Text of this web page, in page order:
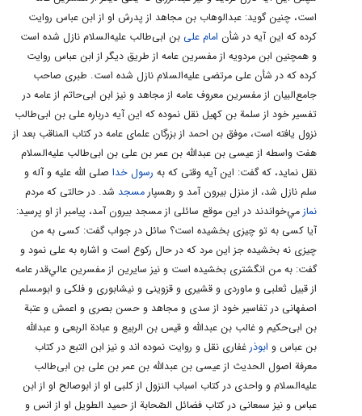
مرحوم فيض كاشانى در كتاب نوادر، حديثى را نقل مى‌كند كه بر اساس
آن ساير امامان معصوم نيز در حال نماز و ركوع به فقرا صدقه داده‌اند
كه اين عمل با جمع بودن كلمات‌ «يُقِيمُونَ‌، يُؤْتُونَ، راكِعُونَ» سازگارتر
است.
امام باقر عليه السلام فرمود: «خداوند پيامبرش را دستور داد كه ولايت
بهترين معرّفى آن است كه اوصاف وخصوصيّات كسى گفته شود
ومخاطبان، خودشان مصداق آن را پيدا كنند. (آيه بدون نام بردن از على
عليه السلام، اوصاف وافعال او را برشمرده است)
امام صادق عليه السلام فرمود: «على عليه السلام هزاران شاهد در غدير
خم داشت، ولى نتوانست حقّ خود را بگيرد، در حالى كه اگر يك مسلمان
است، چنين گويد: عبدالوهاب بن مجاهد از پدرش او از ابن عباس روايت
كرده كه اين آيه در شأن امام على بن ابى‌طالب عليه‌السلام نازل شده است
و همچنين ابن مردويه از مفسرين عامه از طريق ديگر از ابن عباس روايت
كرده كه در شأن على مرتضى عليه‌السلام نازل شده است. طبرى صاحب
جامع‌البيان از مفسرين معروف عامه از مجاهد و نيز ابن ابى‌حاتم از عامه در
تفسير خود از سلمة بن كهيل نقل نموده كه اين آيه درباره على بن ابى‌طالب
نزول يافته است، موفق بن احمد از بزرگان علماى عامه در كتاب المناقب بعد از
هفت واسطه از عيسى بن عبدالله بن عمر بن على بن ابى‌طالب عليه‌السلام
نقل نمايد، كه گفت: اين آيه وقتى كه به رسول خداصلى الله عليه و آله و
سلم نازل شد، از منزل بيرون آمد و رهسپار مسجد شد. در حالتى كه مردم
نمازمي‌خواندند در اين موقع سائلى از مسجد بيرون آمد، پيامبر از او پرسيد:
آيا كسى به تو چيزى بخشيده است؟ سائل در جواب گفت: كسى به من
چيزى نه بخشيده جز اين مرد كه در حال ركوع است و اشاره به على نمود و
گفت: به من انگشترى بخشيده است و نيز سايرين از مفسرين عالي‌قدر عامه
از قبيل ثعلبى و ماوردى و قشيرى و قزوينى و نيشابورى و فلكى و ابومسلم
اصفهانى در تفاسير خود از سدى و مجاهد و حسن بصرى و اعمش و عتبة
بن ابى‌حكيم و غالب بن عبدالله و قيس بن الربيع و عبادة الربعى و عبدالله
بن عباس و ابوذرغفارى نقل و روايت نموده اند و نيز ابن التبع در كتاب
معرفة اصول الحديث از عيسى بن عبدالله بن عمر بن على بن ابى‌طالب
عليه‌السلام و واحدى در كتاب اسباب النزول از كلبى او از ابوصالح او از ابن
عباس و نيز سمعانى در كتاب فضائل الصّحابة از حميد الطويل او از انس و